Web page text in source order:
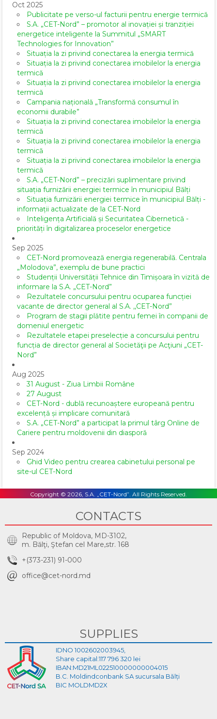
Oct 2025
Publicitate pe verso-ul facturii pentru energie termică
S.A. „CET-Nord” – promotor al inovației și tranziției
energetice inteligente la Summitul „SMART
Technologies for Innovation”
Situația la zi privind conectarea la energia termică
Situația la zi privind conectarea imobilelor la energia
termică
Situația la zi privind conectarea imobilelor la energia
termică
Campania națională „Transformă consumul în
economii durabile”
Situația la zi privind conectarea imobilelor la energia
termică
Situația la zi privind conectarea imobilelor la energia
termică
Situația la zi privind conectarea imobilelor la energia
termică
S.A. „CET-Nord” – precizări suplimentare privind
situația furnizării energiei termice în municipiul Bălți
Situația furnizării energiei termice în municipiul Bălți -
informații actualizate de la CET-Nord
Inteligența Artificială și Securitatea Cibernetică -
priorități în digitalizarea proceselor energetice
Sep 2025
CET-Nord promovează energia regenerabilă. Centrala
„Molodova”, exemplu de bune practici
Studenții Universității Tehnice din Timișoara în vizită de
informare la S.A. „CET-Nord”
Rezultatele concursului pentru ocuparea funcției
vacante de director general al S.A. ,,CET-Nord”
Program de stagii plătite pentru femei în companii de
domeniul energetic
Rezultatele etapei preselecție a concursului pentru
funcția de director general al Societăţii pe Acţiuni „CET-
Nord”
Aug 2025
31 August - Ziua Limbii Române
27 August
CET-Nord - dublă recunoaștere europeană pentru
excelență și implicare comunitară
S.A. „CET-Nord” a participat la primul târg Online de
Cariere pentru moldovenii din diasporă
Sep 2024
Ghid Video pentru crearea cabinetului personal pe
site-ul CET-Nord
Copyright © 2026, S.A. „CET-Nord”. All Rights Reserved.
CONTACTS
Republic of Moldova, MD-3102,
m. Bălţi, Ştefan cel Mare,str. 168
+(373-231) 91-000
office@cet-nord.md
SUPPLIES
IDNO 1002602003945,
Share capital:117 796 320 lei
IBAN:MD21ML022510000000004015
B.C. Moldindconbank SA sucursala Bălți
BIC MOLDMD2X